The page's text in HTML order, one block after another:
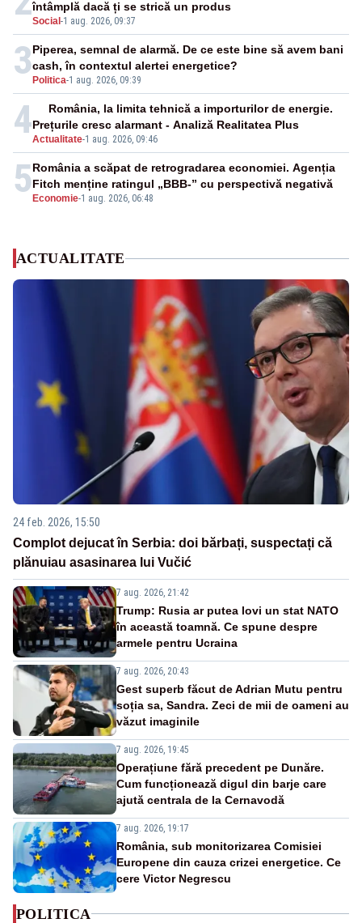
Social -1 aug. 2026, 09:37
întâmplă dacă ți se strică un produs
3 Politica-1 aug. 2026, 09:39
Piperea, semnal de alarmă. De ce este bine să avem bani
cash, în contextul alertei energetice?
4Actualitate-1 aug. 2026, 09:46
România, la limita tehnică a importurilor de energie.
Prețurile cresc alarmant - Analiză Realitatea Plus
5 Economie-1 aug. 2026, 06:48
România a scăpat de retrogradarea economiei. Agenția
Fitch menține ratingul „BBB-” cu perspectivă negativă
ACTUALITATE
24 feb. 2026, 15:50
Complot dejucat în Serbia: doi bărbați, suspectați că
plănuiau asasinarea lui Vučić
7 aug. 2026, 21:42
Trump: Rusia ar putea lovi un stat NATO
în această toamnă. Ce spune despre
armele pentru Ucraina
7 aug. 2026, 20:43
Gest superb făcut de Adrian Mutu pentru
soția sa, Sandra. Zeci de mii de oameni au
văzut imaginile
7 aug. 2026, 19:45
Operațiune fără precedent pe Dunăre.
Cum funcționează digul din barje care
ajută centrala de la Cernavodă
7 aug. 2026, 19:17
România, sub monitorizarea Comisiei
Europene din cauza crizei energetice. Ce
cere Victor Negrescu
POLITICA